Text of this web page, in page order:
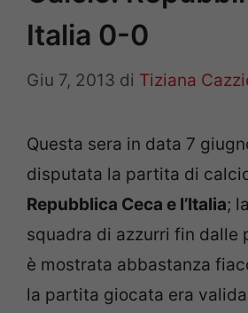
Italia 0-0
Giu 7, 2013 di Tiziana
Questa sera in data 7
disputata la partita di
Repubblica Ceca e l’Italia;
squadra di azzurri fin dalle
è mostrata abbastanza
la partita giocata era